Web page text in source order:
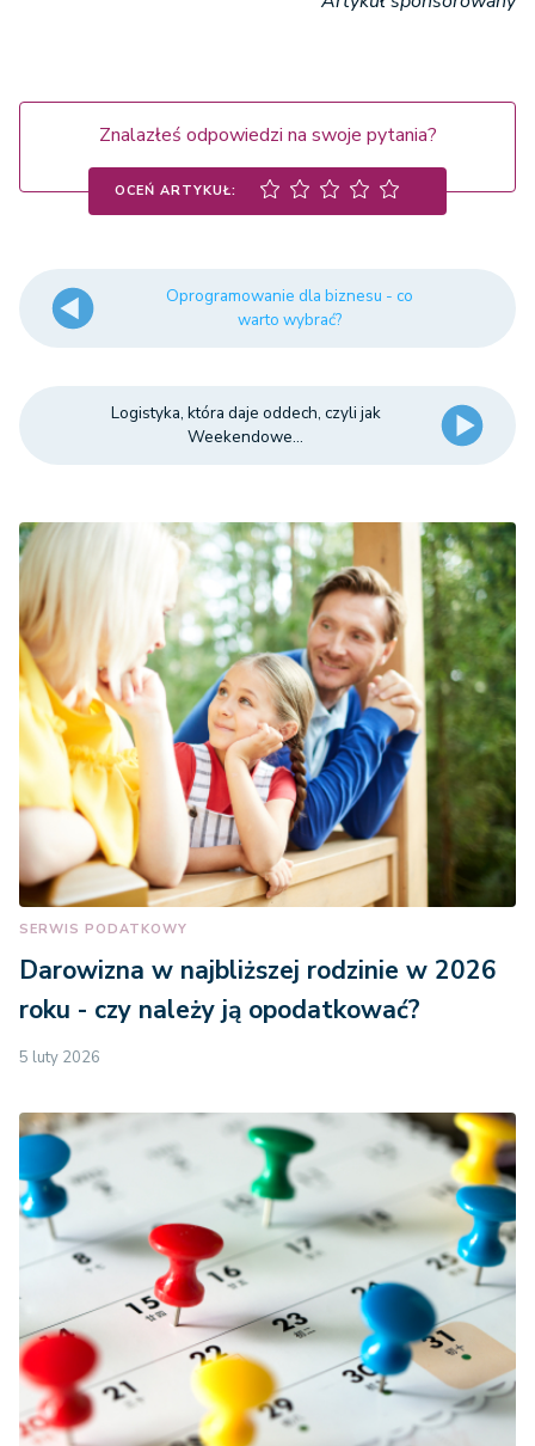
Znalazłeś odpowiedzi na swoje pytania?
OCEŃ ARTYKUŁ:
Oprogramowanie dla biznesu - co
warto wybrać?
Logistyka, która daje oddech, czyli jak
Weekendowe...
SERWIS PODATKOWY
Darowizna w najbliższej rodzinie w 2026
roku - czy należy ją opodatkować?
5 luty 2026